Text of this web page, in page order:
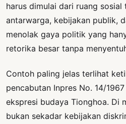
harus dimulai dari ruang sosial
antarwarga, kebijakan publik,
menolak gaya politik yang
retorika besar tanpa
Contoh paling jelas terlihat
pencabutan Inpres No. 14/
ekspresi budaya Tionghoa. Di
bukan sekadar kebijakan